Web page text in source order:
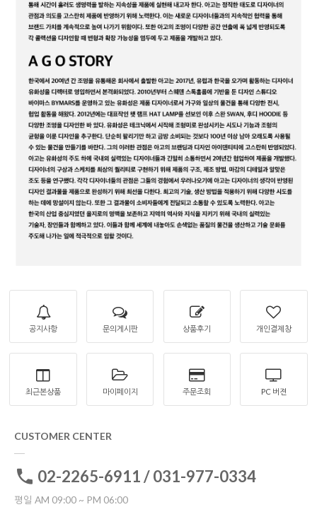
공지사항 문의게시판 상품후기 개인결제창
최근본상품 마이페이지 주문조회 PC 버젼
CUSTOMER CENTER
02-2265-6911 / 031-977-0334
평일 AM 09:00 ~ PM 06:00